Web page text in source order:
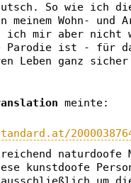
So wie ich
meinem Wohn- und
ich mir aber nicht
Parodie ist - für
Leben ganz
meinte:
naturdoofe
kunstdoofe